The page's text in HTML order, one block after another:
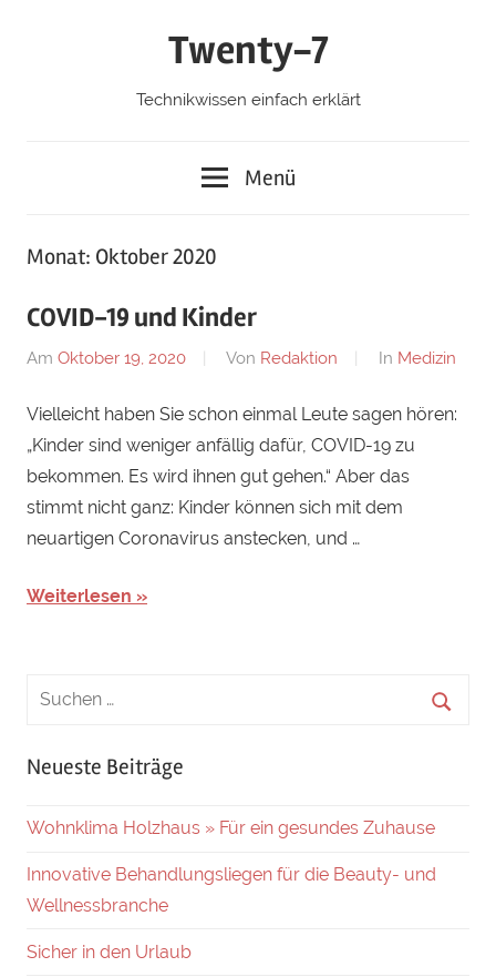
Twenty-7
Technikwissen einfach erklärt
Menü
Monat: Oktober 2020
COVID-19 und Kinder
Am Oktober 19, 2020 Von Redaktion In Medizin
Vielleicht haben Sie schon einmal Leute sagen hören:
„Kinder sind weniger anfällig dafür, COVID-19 zu
bekommen. Es wird ihnen gut gehen.“ Aber das
stimmt nicht ganz: Kinder können sich mit dem
neuartigen Coronavirus anstecken, und …
Weiterlesen
Neueste Beiträge
Wohnklima Holzhaus » Für ein gesundes Zuhause
Innovative Behandlungsliegen für die Beauty- und
Wellnessbranche
Sicher in den Urlaub